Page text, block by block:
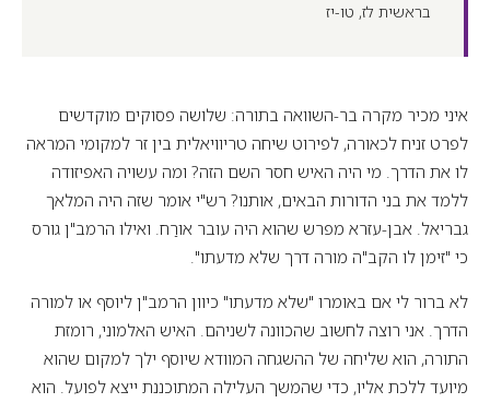
בראשית לז, טו-יז
איני מכיר מקרה בר-השוואה בתורה: שלושה פסוקים מוקדשים
לפרט זניח לכאורה, לפירוט שיחה טריוויאלית בין זר למקומי המראה
לו את הדרך. מי היה האיש חסר השם הזה? ומה עשויה האפיזודה
ללמד את בני הדורות הבאים, אותנו? רש"י אומר שזה היה המלאך
גבריאל. אבן-עזרא מפרש שהוא היה עובר אורַח. ואילו הרמב"ן גורס
כי "זימן לו הקב"ה מורה דרך שלא מדעתו".
לא ברור לי אם באומרו "שלא מדעתו" כיוון הרמב"ן ליוסף או למורה
הדרך. אני רוצה לחשוב שהכוונה לשניהם. האיש האלמוני, רומזת
התורה, הוא שליחה של ההשגחה המוודא שיוסף ילך למקום שהוא
מיועד ללכת אליו, כדי שהמשך העלילה המתוכננת ייצא לפועל. הוא